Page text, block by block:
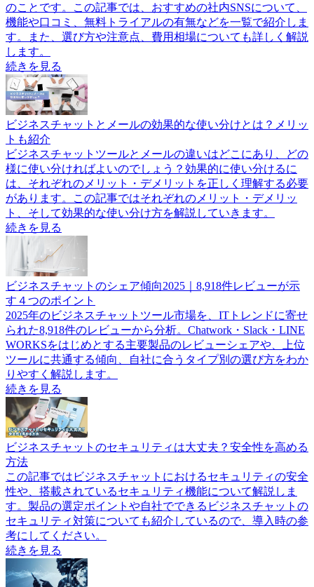
のことです。この記事では、おすすめの社内SNSについて、
機能や口コミ、無料トライアルの有無などを一覧で紹介しま
す。また、選び方や注意点、費用相場についても詳しく解説
します。
続きを見る
ビジネスチャットとメールの効果的な使い分けとは？メリッ
トも紹介
ビジネスチャットツールとメールの違いはどこにあり、どの
様に使い分ければよいのでしょう？効果的に使い分けるに
は、それぞれのメリット・デメリットを正しく理解する必要
があります。この記事ではそれぞれのメリット・デメリッ
ト、そして効果的な使い分け方を解説していきます。
続きを見る
ビジネスチャットのシェア傾向2025｜8,918件レビューが示
す４つのポイント
2025年のビジネスチャットツール市場を、ITトレンドに寄せ
られた8,918件のレビューから分析。Chatwork・Slack・LINE
WORKSをはじめとする主要製品のレビューシェアや、上位
ツールに共通する傾向、自社に合うタイプ別の選び方をわか
りやすく解説します。
続きを見る
ビジネスチャットのセキュリティは大丈夫？安全性を高める
方法
この記事ではビジネスチャットにおけるセキュリティの安全
性や、搭載されているセキュリティ機能について解説しま
す。製品の選定ポイントや自社でできるビジネスチャットの
セキュリティ対策についても紹介しているので、導入時の参
考にしてください。
続きを見る